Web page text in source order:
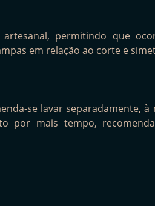
artesanal, permitindo que
em relação ao corte e
se lavar separadamente,
por mais tempo,